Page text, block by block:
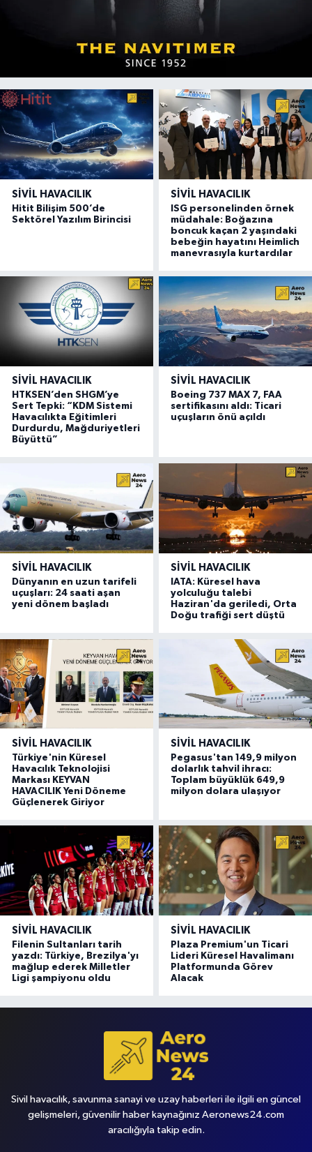
SIVIL HAVACILIK
Hitit Bilişim 500’de
Sektörel Yazılım Birincisi
SIVIL HAVACILIK
ISG personelinden örnek
müdahale: Boğazına
boncuk kaçan 2 yaşındaki
bebeğin hayatını Heimlich
manevrasıyla kurtardılar
SIVIL HAVACILIK
HTKSEN’den SHGM’ye
Sert Tepki: “KDM Sistemi
Havacılıkta Eğitimleri
Durdurdu, Mağduriyetleri
Büyüttü”
SIVIL HAVACILIK
Boeing 737 MAX 7, FAA
sertifikasını aldı: Ticari
uçuşların önü açıldı
SIVIL HAVACILIK
Dünyanın en uzun tarifeli
uçuşları: 24 saati aşan
yeni dönem başladı
SIVIL HAVACILIK
IATA: Küresel hava
yolculuğu talebi
Haziran'da geriledi, Orta
Doğu trafiği sert düştü
SIVIL HAVACILIK
Türkiye'nin Küresel
Havacılık Teknolojisi
Markası KEYVAN
HAVACILIK Yeni Döneme
Güçlenerek Giriyor
SIVIL HAVACILIK
Pegasus'tan 149,9 milyon
dolarlık tahvil ihracı:
Toplam büyüklük 649,9
milyon dolara ulaşıyor
SIVIL HAVACILIK
Filenin Sultanları tarih
yazdı: Türkiye, Brezilya'yı
mağlup ederek Milletler
Ligi şampiyonu oldu
SIVIL HAVACILIK
Plaza Premium'un Ticari
Lideri Küresel Havalimanı
Platformunda Görev
Alacak
Sivil havacılık, savunma sanayi ve uzay haberleri ile ilgili en güncel
gelişmeleri, güvenilir haber kaynağınız Aeronews24.com
aracılığıyla takip edin.